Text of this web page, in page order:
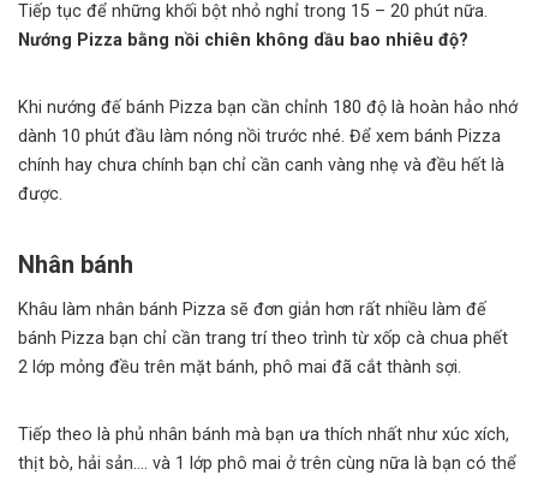
Tiếp tục để những khối bột nhỏ nghỉ trong 15 – 20 phút nữa.
Nướng Pizza bằng nồi chiên không dầu bao nhiêu độ?
Khi nướng đế bánh Pizza bạn cần chỉnh 180 độ là hoàn hảo nhớ
dành 10 phút đầu làm nóng nồi trước nhé. Để xem bánh Pizza
chính hay chưa chính bạn chỉ cần canh vàng nhẹ và đều hết là
được.
Nhân bánh
Khâu làm nhân bánh Pizza sẽ đơn giản hơn rất nhiều làm đế
bánh Pizza bạn chỉ cần trang trí theo trình từ xốp cà chua phết
2 lớp mỏng đều trên mặt bánh, phô mai đã cắt thành sợi.
Tiếp theo là phủ nhân bánh mà bạn ưa thích nhất như xúc xích,
thịt bò, hải sản…. và 1 lớp phô mai ở trên cùng nữa là bạn có thể